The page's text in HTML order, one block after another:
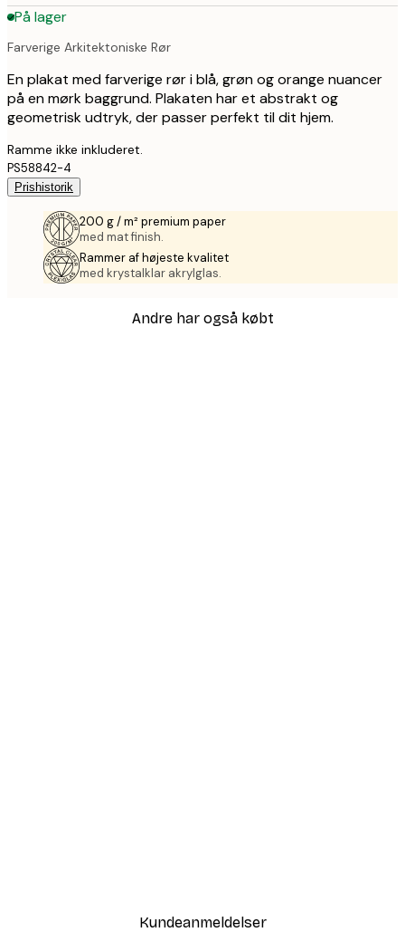
På lager
Farverige Arkitektoniske Rør
En plakat med farverige rør i blå, grøn og orange nuancer
på en mørk baggrund. Plakaten har et abstrakt og
geometrisk udtryk, der passer perfekt til dit hjem.
Ramme ikke inkluderet.
PS58842-4
Prishistorik
200 g / m² premium paper
med mat finish.
Rammer af højeste kvalitet
med krystalklar akrylglas.
Andre har også købt
Kundeanmeldelser